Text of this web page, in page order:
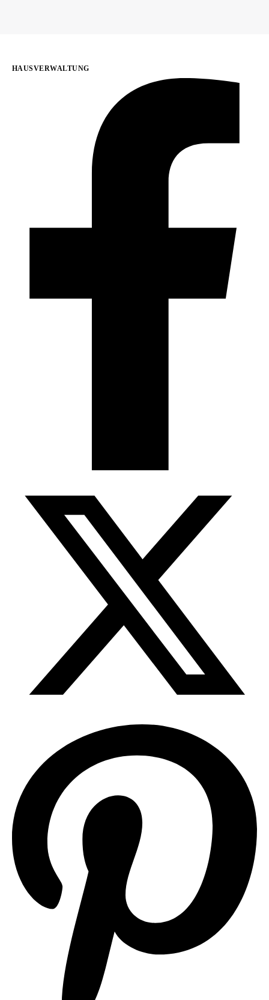
HAUSVERWALTUNG